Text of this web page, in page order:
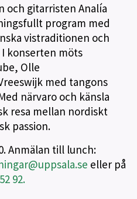
och gitarristen Analía
program med
vistraditionen och
konserten möts
Olle
med tangons
närvaro och känsla
resa mellan nordiskt
passion.
Anmälan till lunch:
eller på
92.